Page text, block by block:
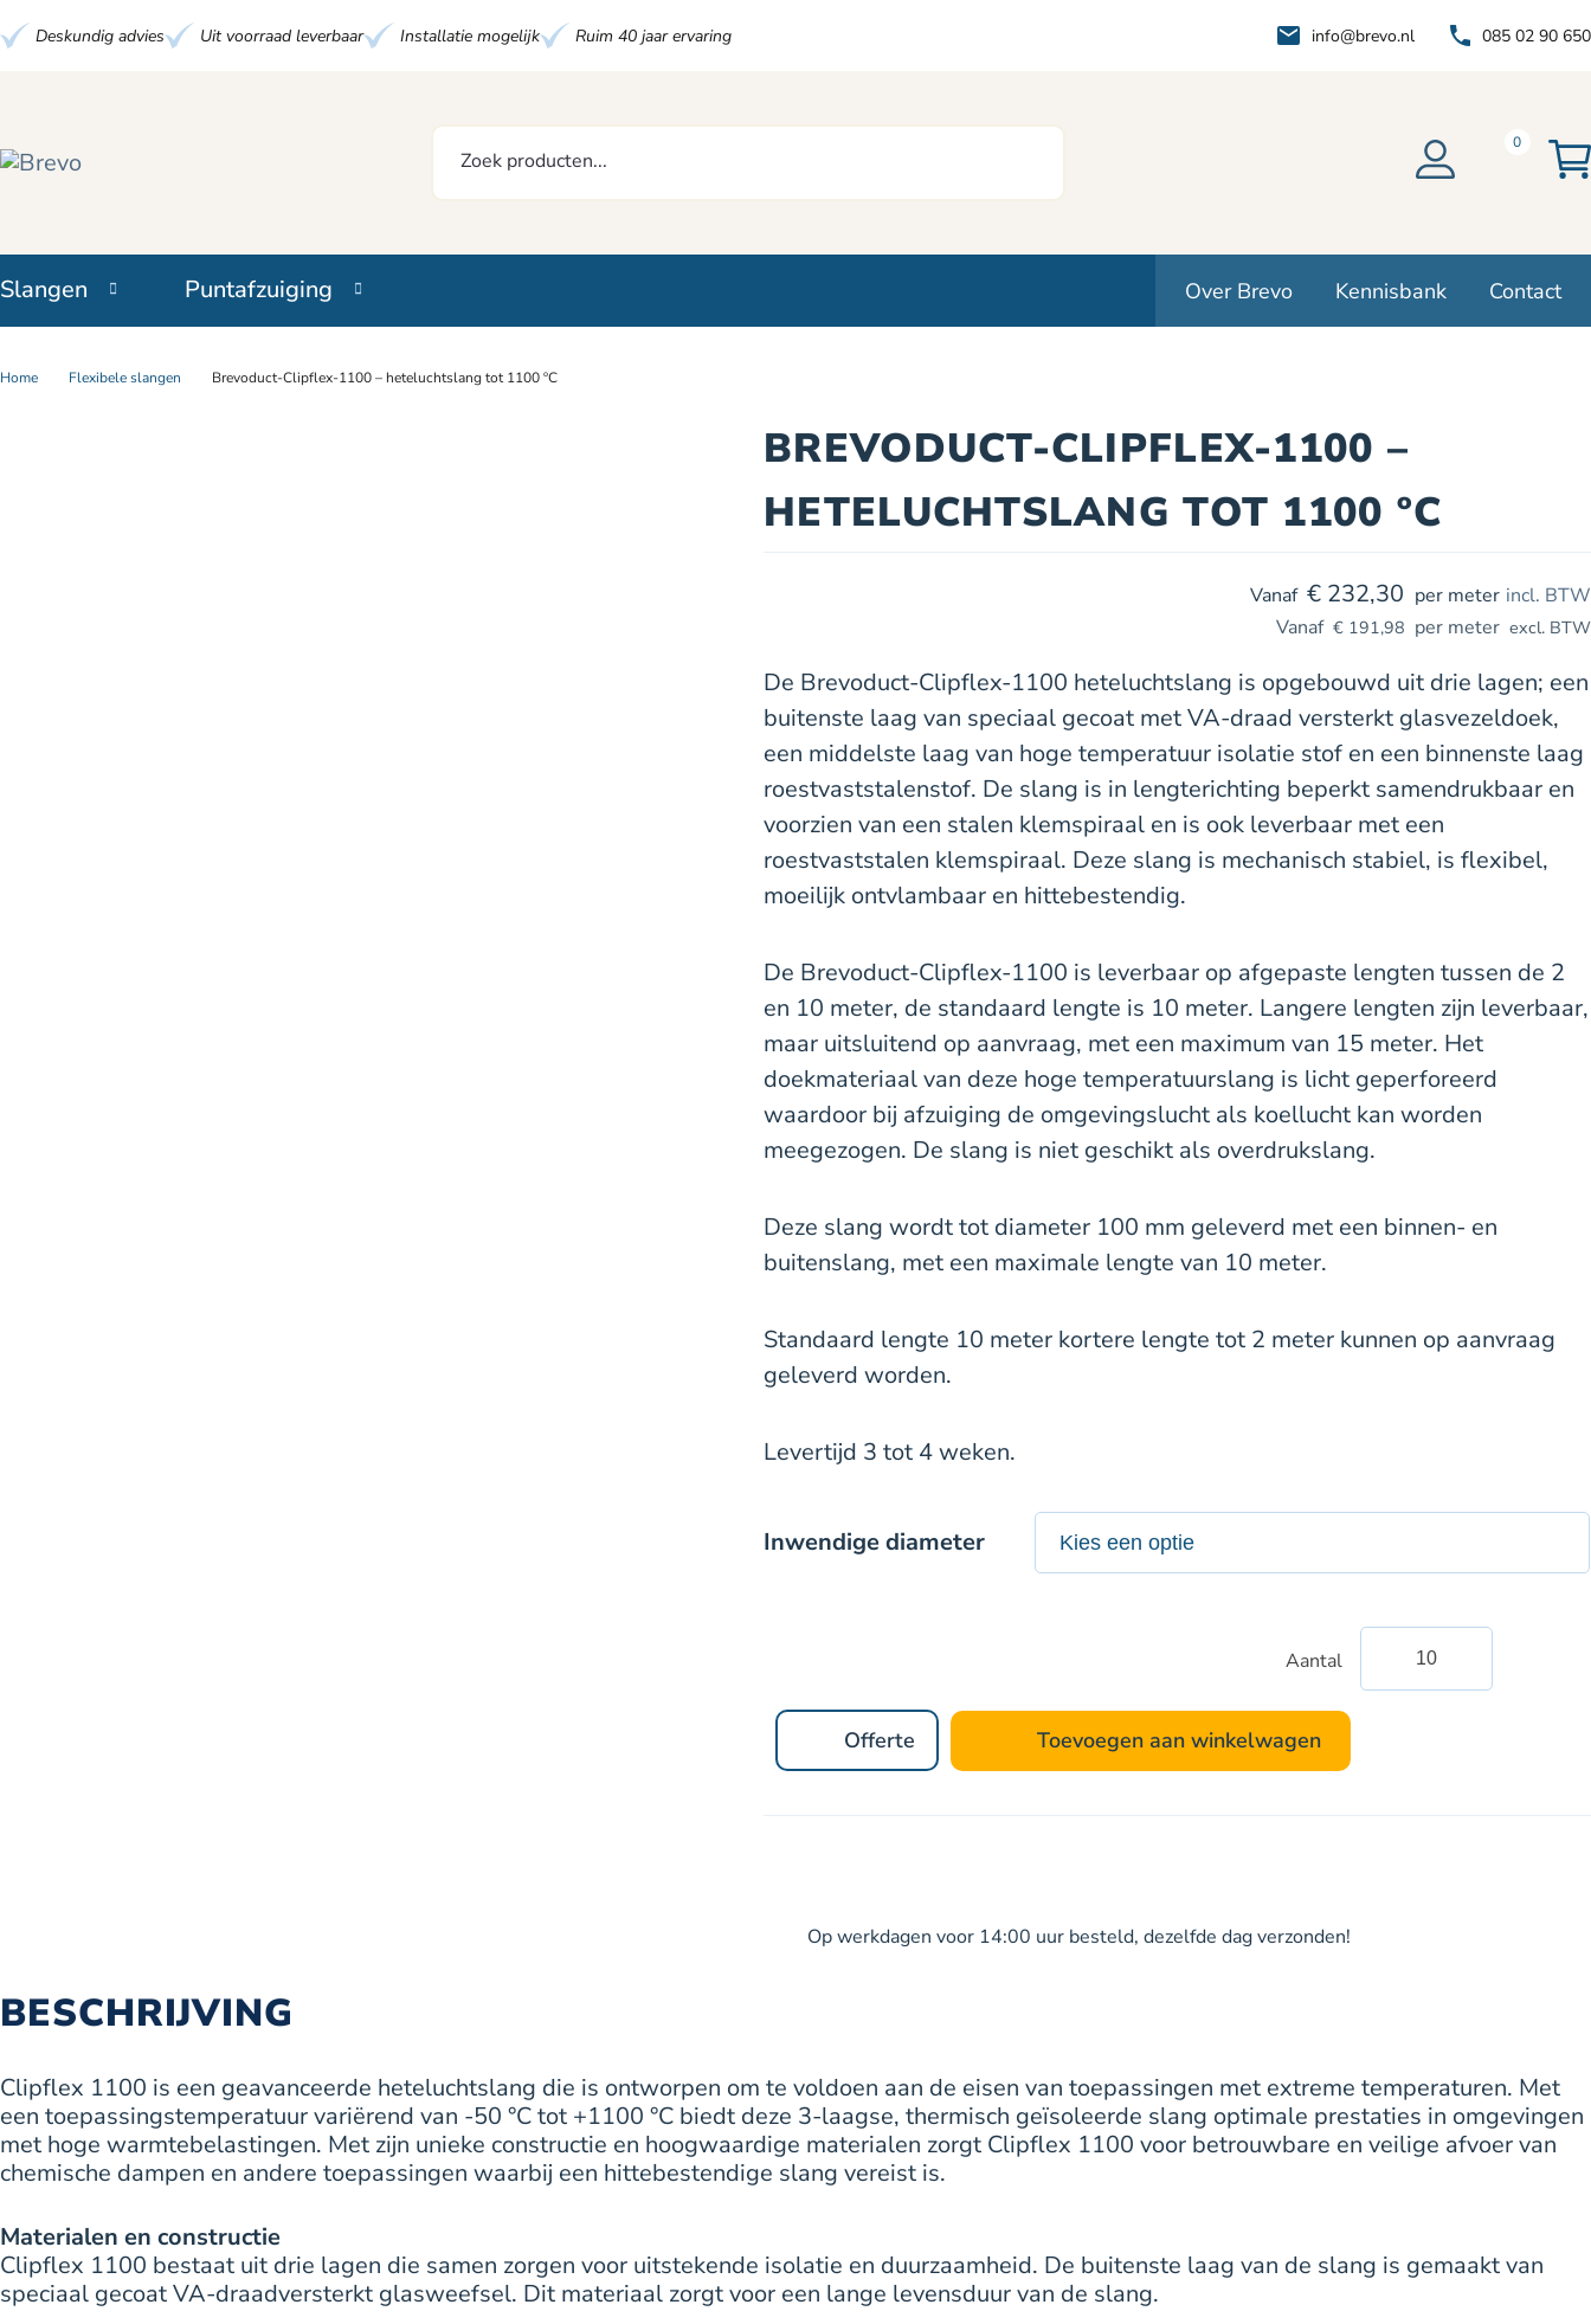
Deskundig advies Uit voorraad leverbaar Installatie mogelijk Ruim 40 jaar ervaring info@brevo.nl 085 02 90 650
0
Slangen Puntafzuiging Over Brevo Kennisbank Contact
Home Flexibele slangen Brevoduct-Clipflex-1100 – heteluchtslang tot 1100 ºC
BREVODUCT-CLIPFLEX-1100 –
HETELUCHTSLANG TOT 1100 ºC
De Brevoduct-Clipflex-1100 heteluchtslang is opgebouwd uit drie lagen; een
buitenste laag van speciaal gecoat met VA-draad versterkt glasvezeldoek,
een middelste laag van hoge temperatuur isolatie stof en een binnenste laag
roestvaststalenstof. De slang is in lengterichting beperkt samendrukbaar en
voorzien van een stalen klemspiraal en is ook leverbaar met een
roestvaststalen klemspiraal. Deze slang is mechanisch stabiel, is flexibel,
moeilijk ontvlambaar en hittebestendig.
De Brevoduct-Clipflex-1100 is leverbaar op afgepaste lengten tussen de 2
en 10 meter, de standaard lengte is 10 meter. Langere lengten zijn leverbaar,
maar uitsluitend op aanvraag, met een maximum van 15 meter. Het
doekmateriaal van deze hoge temperatuurslang is licht geperforeerd
waardoor bij afzuiging de omgevingslucht als koellucht kan worden
meegezogen. De slang is niet geschikt als overdrukslang.
Deze slang wordt tot diameter 100 mm geleverd met een binnen- en
buitenslang, met een maximale lengte van 10 meter.
Standaard lengte 10 meter kortere lengte tot 2 meter kunnen op aanvraag
geleverd worden.
Levertijd 3 tot 4 weken.
€ 232,30 per meter incl. BTW
€ 191,98 per meter excl. BTW
Inwendige diameter
Aantal
Brevoduct-
Clipflex-
tot
Toevoegen aan winkelwagen
Offerte
Op werkdagen voor 14:00 uur besteld, dezelfde dag verzonden!
BESCHRIJVING
Clipflex 1100 is een geavanceerde heteluchtslang die is ontworpen om te voldoen aan de eisen van toepassingen met extreme temperaturen. Met
een toepassingstemperatuur variërend van -50 °C tot +1100 °C biedt deze 3-laagse, thermisch geïsoleerde slang optimale prestaties in omgevingen
met hoge warmtebelastingen. Met zijn unieke constructie en hoogwaardige materialen zorgt Clipflex 1100 voor betrouwbare en veilige afvoer van
chemische dampen en andere toepassingen waarbij een hittebestendige slang vereist is.
Materialen en constructie
Clipflex 1100 bestaat uit drie lagen die samen zorgen voor uitstekende isolatie en duurzaamheid. De buitenste laag van de slang is gemaakt van
speciaal gecoat VA-draadversterkt glasweefsel. Dit materiaal zorgt voor een lange levensduur van de slang.